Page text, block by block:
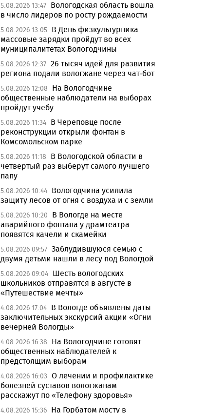
5.08.2026 13:47 Вологодская область вошла
в число лидеров по росту рождаемости
5.08.2026 13:05 В День физкультурника
массовые зарядки пройдут во всех
муниципалитетах Вологодчины
5.08.2026 12:37 26 тысяч идей для развития
региона подали вологжане через чат-бот
5.08.2026 12:08
На Вологодчине
общественные наблюдатели на выборах
пройдут учебу
5.08.2026 11:34 В Череповце после
реконструкции открыли фонтан в
Комсомольском парке
5.08.2026 11:18
В Вологодской области в
четвертый раз выберут самого лучшего
папу
5.08.2026 10:44 Вологодчина усилила
защиту лесов от огня с воздуха и с земли
5.08.2026 10:20
В Вологде на месте
аварийного фонтана у драмтеатра
появятся качели и скамейки
5.08.2026 09:57 Заблудившуюся семью с
двумя детьми нашли в лесу под Вологдой
5.08.2026 09:04 Шесть вологодских
школьников отправятся в августе в
«Путешествие мечты»
4.08.2026 17:04 В Вологде объявлены даты
заключительных экскурсий акции «Огни
вечерней Вологды»
4.08.2026 16:38
На Вологодчине готовят
общественных наблюдателей к
предстоящим выборам
4.08.2026 16:03 О лечении и профилактике
болезней суставов вологжанам
расскажут по «Телефону здоровья»
4.08.2026 15:36 На Горбатом мосту в